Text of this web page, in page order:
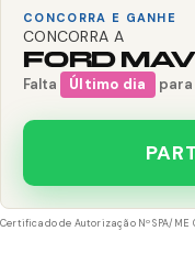
CONCORRA E GANHE
CONCORRA A
FORD
Falta Último dia
Certificado de Autorização Nº SPA/ME